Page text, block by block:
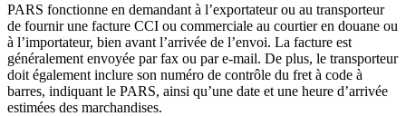
PARS fonctionne en demandant à l’exportateur ou au transporteur
de fournir une facture CCI ou commerciale au courtier en douane ou
à l’importateur, bien avant l’arrivée de l’envoi. La facture est
généralement envoyée par fax ou par e-mail. De plus, le transporteur
doit également inclure son numéro de contrôle du fret à code à
barres, indiquant le PARS, ainsi qu’une date et une heure d’arrivée
estimées des marchandises.